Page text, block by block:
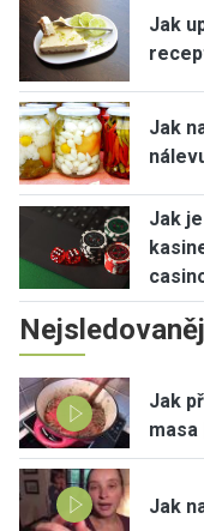
Jak
Jak
Jak
Jak
Jak